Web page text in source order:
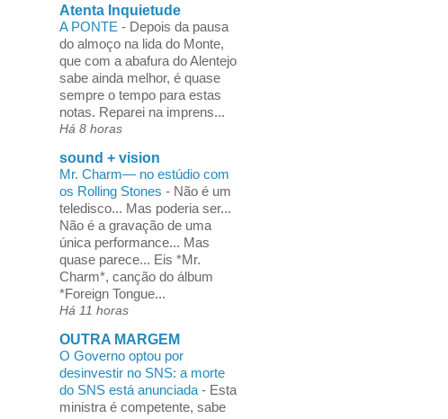
Atenta Inquietude
A PONTE - Depois da pausa
do almoço na lida do Monte,
que com a abafura do Alentejo
sabe ainda melhor, é quase
sempre o tempo para estas
notas. Reparei na imprens...
Há 8 horas
sound + vision
Mr. Charm— no estúdio com
os Rolling Stones - Não é um
teledisco... Mas poderia ser...
Não é a gravação de uma
única performance... Mas
quase parece... Eis *Mr.
Charm*, canção do álbum
*Foreign Tongue...
Há 11 horas
OUTRA MARGEM
O Governo optou por
desinvestir no SNS: a morte
do SNS está anunciada - Esta
ministra é competente, sabe